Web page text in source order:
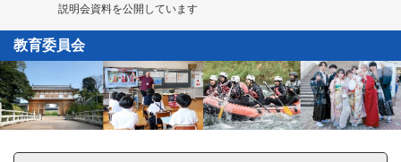
文
へ
説明会資料を公開しています
教育委員会